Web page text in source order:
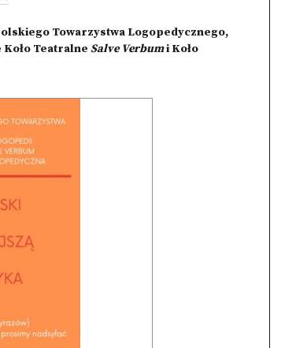
Towarzystwa Logopedycznego,
Teatralne Salve Verbumi Koło